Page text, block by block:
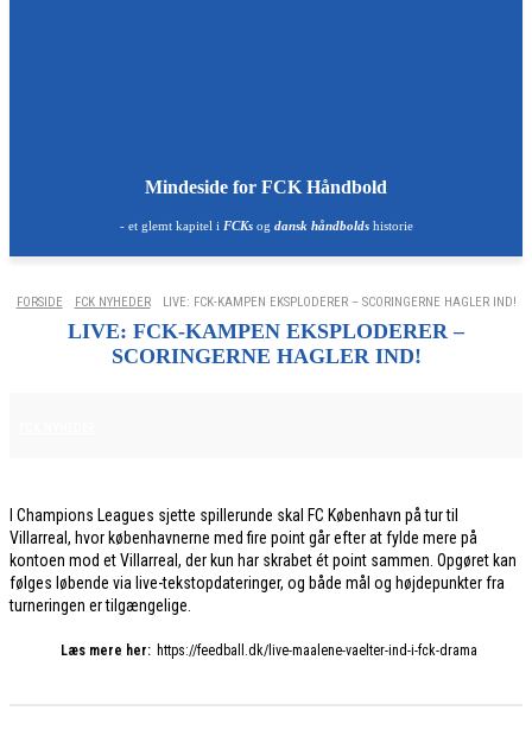
Mindeside for FCK Håndbold
- et glemt kapitel i FCKsog dansk håndboldshistorie
FORSIDE FCK NYHEDER LIVE: FCK-KAMPEN EKSPLODERER – SCORINGERNE HAGLER IND!
LIVE: FCK-KAMPEN EKSPLODERER –
SCORINGERNE HAGLER IND!
I Champions Leagues sjette spillerunde skal FC København på tur til
Villarreal, hvor københavnerne med fire point går efter at fylde mere på
kontoen mod et Villarreal, der kun har skrabet ét point sammen. Opgøret kan
følges løbende via live-tekstopdateringer, og både mål og højdepunkter fra
turneringen er tilgængelige.
Læs mere her: https://feedball.dk/live-maalene-vaelter-ind-i-fck-drama